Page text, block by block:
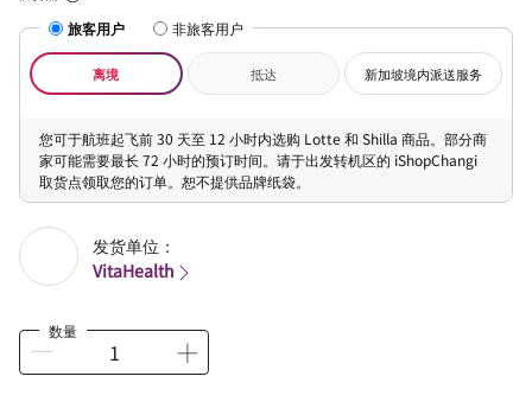
旅客用户 非旅客用户
离境 抵达 新加坡境内派送服务
您可于航班起飞前 30 天至 12 小时内选购 Lotte 和 Shilla 商品。部分商
家可能需要最长 72 小时的预订时间。请于出发转机区的 iShopChangi
取货点领取您的订单。恕不提供品牌纸袋。
发货单位：
VitaHealth
数量